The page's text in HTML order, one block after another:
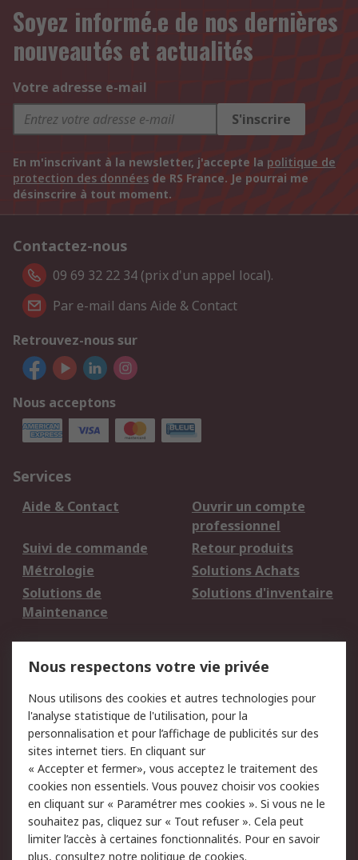
Soyez informé.e de nos dernières
nouveautés et actualités
Votre adresse e-mail
S'inscrire
En m'inscrivant à la newsletter, j'accepte la politique de
protection des données de RS France. Je pourrai me
désinscrire à tout moment.
Contactez-nous
09 69 32 22 34 (prix d'un appel local).
Par e-mail dans Aide & Contact
Retrouvez-nous sur
Nous acceptons
Services
Aide & Contact
Ouvrir un compte
professionnel
Suivi de commande
Retour produits
Métrologie
Solutions Achats
Solutions de
Maintenance
Solutions d'inventaire
du site
Politique de protection
des données - Mise à
jour
Sécurité des E-mails
Conditions générales
de vente
Politique anti-
corruption
Campagnes marketing
Nous respectons votre vie privée
Nous utilisons des cookies et autres technologies pour
l'analyse statistique de l'utilisation, pour la
personnalisation et pour l’affichage de publicités sur des
sites internet tiers. En cliquant sur
« Accepter et fermer», vous acceptez le traitement des
cookies non essentiels. Vous pouvez choisir vos cookies
en cliquant sur « Paramétrer mes cookies ». Si vous ne le
souhaitez pas, cliquez sur « Tout refuser ». Cela peut
limiter l’accès à certaines fonctionnalités. Pour en savoir
plus, consultez notre politique de cookies.